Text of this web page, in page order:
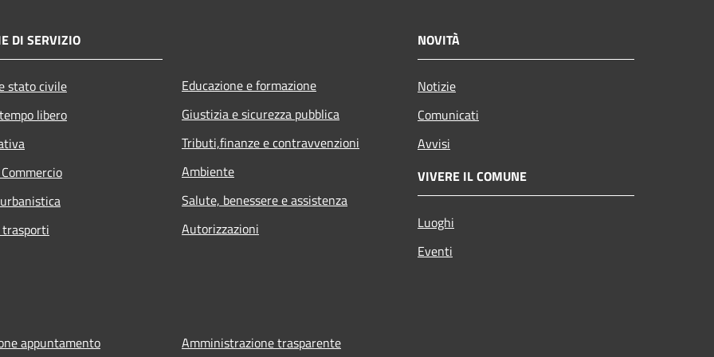
DI SERVIZIO
stato civile
libero
Educazione e formazione
Giustizia e sicurezza pubblica
Tributi,finanze e contravvenzioni
Ambiente
Salute, benessere e assistenza
Autorizzazioni
NOVITÀ
Notizie
Comunicati
Avvisi
VIVERE IL COMUNE
Luoghi
Eventi
appuntamento Amministrazione trasparente